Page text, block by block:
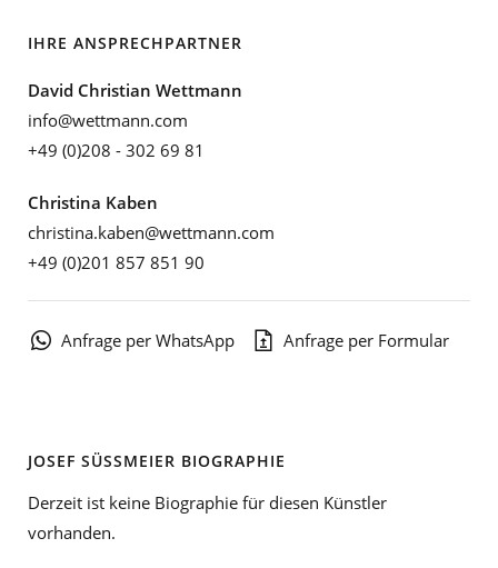
IHRE ANSPRECHPARTNER
David Christian Wettmann
info@wettmann.com
+49 (0)208 - 302 69 81
Christina Kaben
christina.kaben@wettmann.com
+49 (0)201 857 851 90
Anfrage per WhatsApp Anfrage per Formular
JOSEF SÜSSMEIER BIOGRAPHIE
Derzeit ist keine Biographie für diesen Künstler
vorhanden.